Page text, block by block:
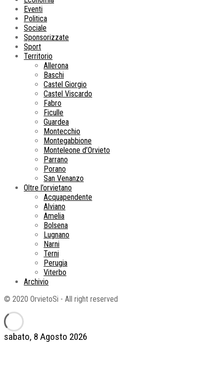
sabato, 8 Agosto 2026
Eventi
Politica
Sociale
Sponsorizzate
Sport
Territorio
Allerona
Baschi
Castel Giorgio
Castel Viscardo
Fabro
Ficulle
Guardea
Montecchio
Montegabbione
Monteleone d’Orvieto
Parrano
Porano
San Venanzo
Oltre l’orvietano
Acquapendente
Alviano
Amelia
Bolsena
Lugnano
Narni
Terni
Perugia
Viterbo
Archivio
© 2020 OrvietoSi - All right reserved